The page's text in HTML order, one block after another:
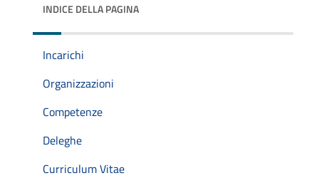
INDICE DELLA PAGINA
Incarichi
Organizzazioni
Competenze
Deleghe
Curriculum Vitae